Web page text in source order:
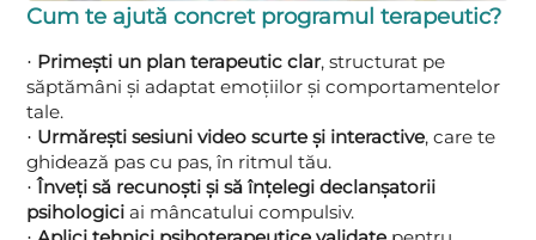
Cum te ajută concret programul terapeutic?
· Primești un plan terapeutic clar, structurat pe
săptămâni și adaptat emoțiilor și comportamentelor
tale.
· Urmărești sesiuni video scurte și interactive, care te
ghidează pas cu pas, în ritmul tău.
· Înveți să recunoști și să înțelegi declanșatorii
psihologici ai mâncatului compulsiv.